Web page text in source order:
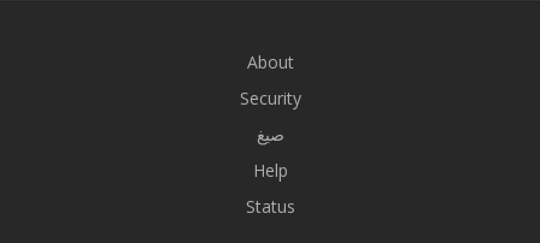
About
Security
صيغ
Help
Status